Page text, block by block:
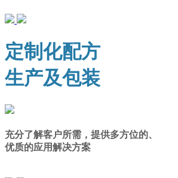
定制化配方
生产及包装
充分了解客户所需，提供多方位的、
优质的应用解决方案